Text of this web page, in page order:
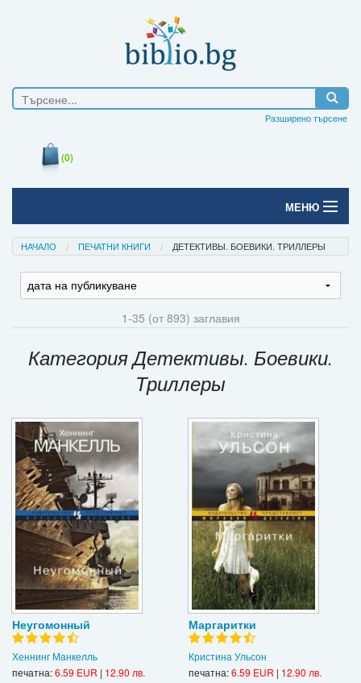
Разширено търсене
(0)
МЕНЮ
Начало
Печатни книги
Е-списания
Подаръци
Ваучери
Промоции
Контакти
Вход
Регистрация
НАЧАЛО ПЕЧАТНИ КНИГИ ДЕТЕКТИВЫ. БОЕВИКИ. ТРИЛЛЕРЫ
1-35 (от 893) заглавия
Категория Детективы. Боевики.
Триллеры
Неугомонный
Хеннинг Манкелль
печатна:6.59 EUR | 12.90 лв.
Маргаритки
Кристина Ульсон
печатна:6.59 EUR | 12.90 лв.